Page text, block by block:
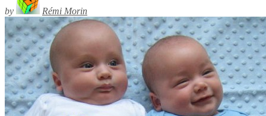
by Rémi Morin